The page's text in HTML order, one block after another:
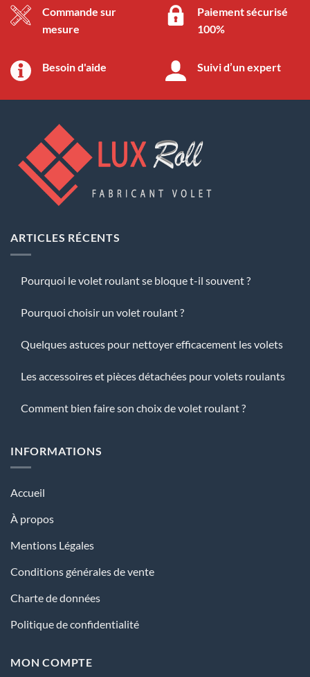
Commande sur
mesure
Paiement sécurisé
100%
Besoin d'aide Suivi d’un expert
ARTICLES RÉCENTS
Pourquoi le volet roulant se bloque t-il souvent ?
Pourquoi choisir un volet roulant ?
Quelques astuces pour nettoyer efficacement les volets
Les accessoires et pièces détachées pour volets roulants
Comment bien faire son choix de volet roulant ?
INFORMATIONS
Accueil
À propos
Mentions Légales
Conditions générales de vente
Charte de données
Politique de confidentialité
MON COMPTE